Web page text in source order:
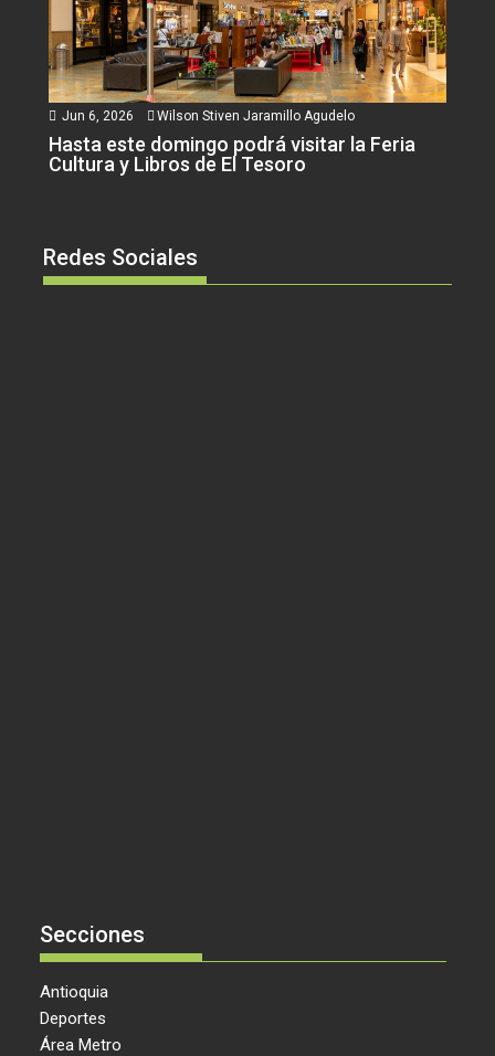
Jun 6, 2026 Wilson Stiven Jaramillo Agudelo
Hasta este domingo podrá visitar la Feria
Cultura y Libros de El Tesoro
Redes Sociales
Secciones
Antioquia
Deportes
Área Metro